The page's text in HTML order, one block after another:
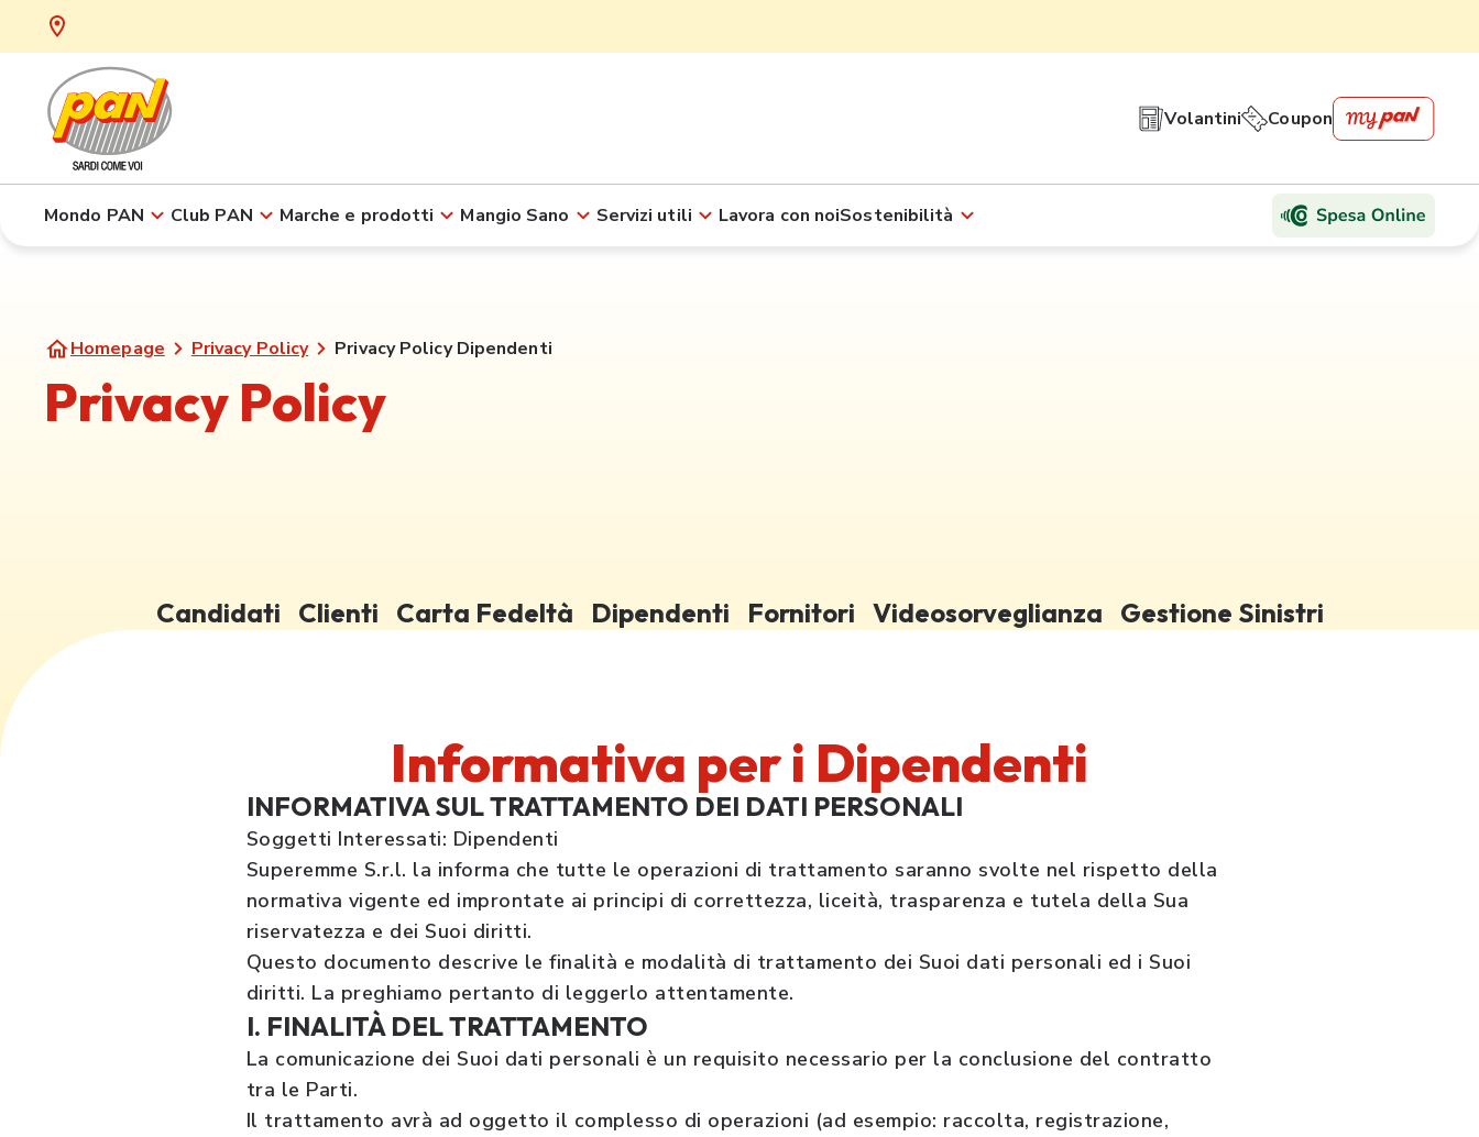
Volantini Coupon
Mondo PAN Club PAN Marche e prodotti Mangio Sano Servizi utili Lavora con noiSostenibilità
Homepage Privacy Policy Privacy Policy Dipendenti
Privacy Policy
Candidati Clienti Carta Fedeltà Dipendenti Fornitori Videosorveglianza Gestione Sinistri
Informativa per i Dipendenti
INFORMATIVA SUL TRATTAMENTO DEI DATI PERSONALI
Soggetti Interessati: Dipendenti
Superemme S.r.l. la informa che tutte le operazioni di trattamento saranno svolte nel rispetto della
normativa vigente ed improntate ai principi di correttezza, liceità, trasparenza e tutela della Sua
riservatezza e dei Suoi diritti.
Questo documento descrive le finalità e modalità di trattamento dei Suoi dati personali ed i Suoi
diritti. La preghiamo pertanto di leggerlo attentamente.
I. FINALITÀ DEL TRATTAMENTO
La comunicazione dei Suoi dati personali è un requisito necessario per la conclusione del contratto
tra le Parti.
Il trattamento avrà ad oggetto il complesso di operazioni (ad esempio: raccolta, registrazione,